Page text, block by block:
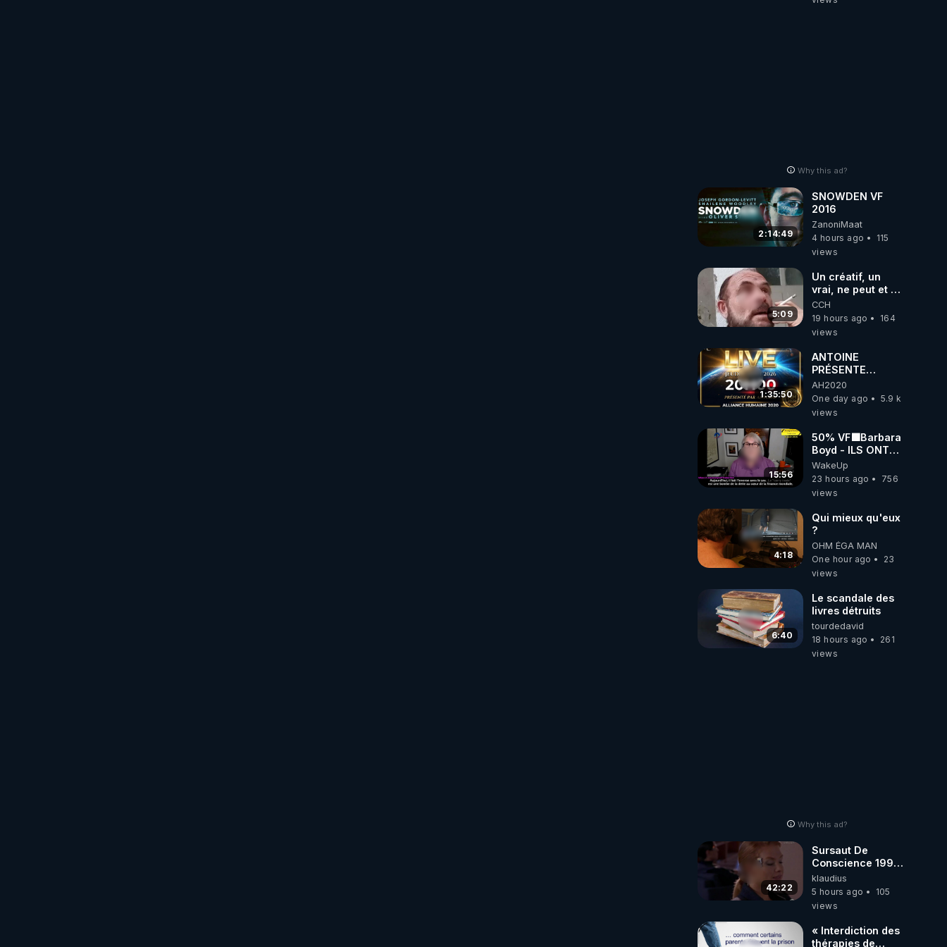
Why this ad?
2:14:49
SNOWDEN VF
2016
ZanoniMaat
4 hours ago
115
views
5:09
Un créatif, un
vrai, ne peut et ne
doit pas faire
appel à
l'intelligence
CCH
19 hours ago
164
views
1:35:50
ANTOINE
PRÉSENTE
AH2020 LE LIVE
20H ***DU
06/08/2026***
AH2020
One day ago
5.9 k
views
15:56
50% VF🟩Barbara
Boyd - ILS ONT
MENTI SUR TOUT
-Jocelyne
Traduction
WakeUp
23 hours ago
756
views
4:18
Qui mieux qu'eux
?
OHM ÉGA MAN
One hour ago
23
views
6:40
Le scandale des
livres détruits
tourdedavid
18 hours ago
261
views
Why this ad?
42:22
Sursaut De
Conscience 1998
- toujours
d'actualité ....Au
Dela Du Réel
klaudius
5 hours ago
105
views
« Interdiction des
thérapies de